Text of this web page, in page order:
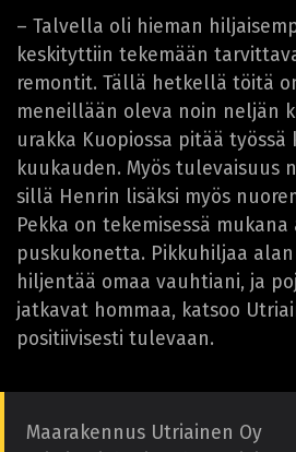
– Talvella oli hieman
keskityttiin tekemään
remontit. Tällä hetkellä töitä
meneillään oleva noin neljän
urakka Kuopiossa pitää työssä
kuukauden. Myös tulevaisuus
sillä Henrin lisäksi myös
Pekka on tekemisessä mukana
puskukonetta. Pikkuhiljaa
hiljentää omaa vauhtiani, ja
jatkavat hommaa, katsoo
positiivisesti tulevaan.
Maarakennus Utriainen Oy